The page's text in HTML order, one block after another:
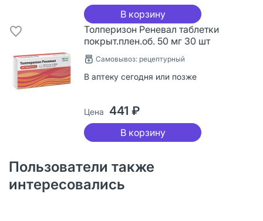
В корзину
Толперизон Реневал таблетки
покрыт.плен.об. 50 мг 30 шт
Самовывоз: рецептурный
В аптеку сегодня или позже
Цена 441 ₽
В корзину
Пользователи также
интересовались